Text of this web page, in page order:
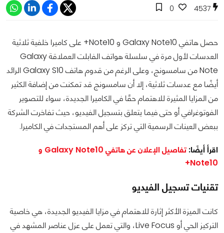
4537
0
حصل هاتفي Galaxy Note10 و Note10+ على كاميرا خلفية ثلاثية
العدسات لأول مرة في سلسلة هواتف الفابلت العملاقة Galaxy
Note من سامسونج، وعلى الرغم من قدوم هاتف Galaxy S10 الرائد
أيضًا مع عدسات ثلاثية، إلا أن سامسونج قد تمكنت من إضافة الكثير
من المزايا المثيرة للاهتمام حقًا في الكاميرا الجديدة، سواء للتصوير
الفوتوغرافي أو حتى فيما يتعلق بتسجيل الفيديو، حيث تفاخرت الشركة
ببعض العينات الرسمية التي تركز على أهم المستجدات في الكاميرا.
اقرأ أيضًا:
تفاصيل الإعلان عن هاتفي Galaxy Note10 و
Note10+
تقنيات تسجيل الفيديو
كانت الميزة الأكثر إثارة للاهتمام في مزايا الفيديو الجديدة، هي خاصية
التركيز الحي أو Live Focus، والتي تعمل على عزل عناصر المشهد في